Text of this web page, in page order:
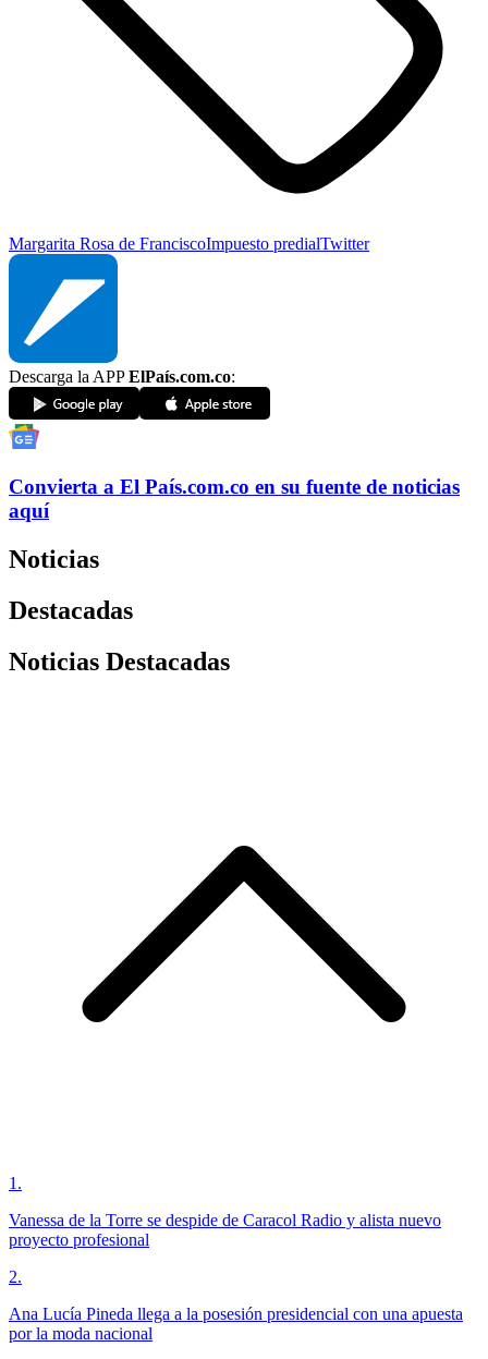
Margarita Rosa de FranciscoImpuesto predialTwitter
Descarga la APPElPaís.com.co:
Convierta a El País.com.co en su fuente de noticias
aquí
Noticias
Destacadas
Noticias Destacadas
1 .
Vanessa de la Torre se despide de Caracol Radio y alista nuevo
proyecto profesional
2.
Ana Lucía Pineda llega a la posesión presidencial con una apuesta
por la moda nacional